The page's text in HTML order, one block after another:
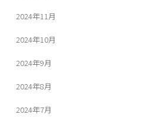
2024年11月
2024年10月
2024年9月
2024年8月
2024年7月